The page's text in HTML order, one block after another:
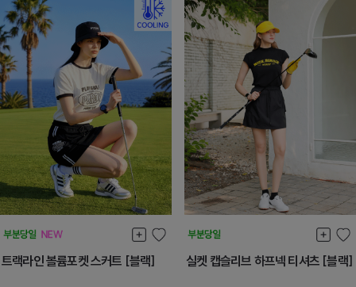
트랙라인 볼륨포켓 스커트 [블랙] 실켓 캡슬리브 하프넥 티셔츠 [블랙]